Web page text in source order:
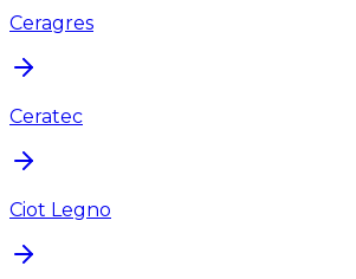
Ceragres
Ceratec
Ciot Legno